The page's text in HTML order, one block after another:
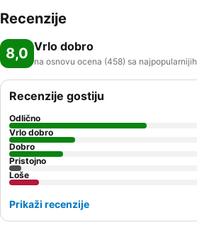
Recenzije
8,0 Vrlo dobro
na osnovu ocena (458) sa najpopularnijih
Recenzije gostiju
Odlično
Vrlo dobro
Dobro
Pristojno
Loše
Prikaži recenzije